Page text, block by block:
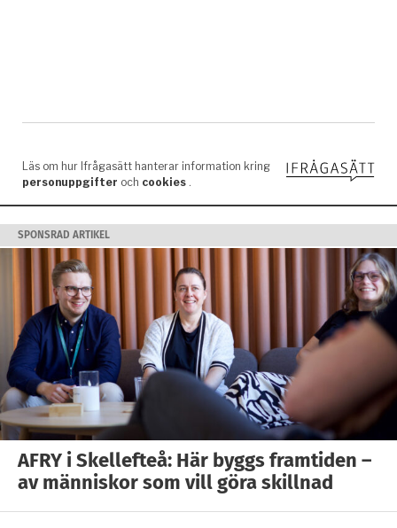
SPONSRAD ARTIKEL
AFRY i Skellefteå: Här byggs framtiden –
av människor som vill göra skillnad